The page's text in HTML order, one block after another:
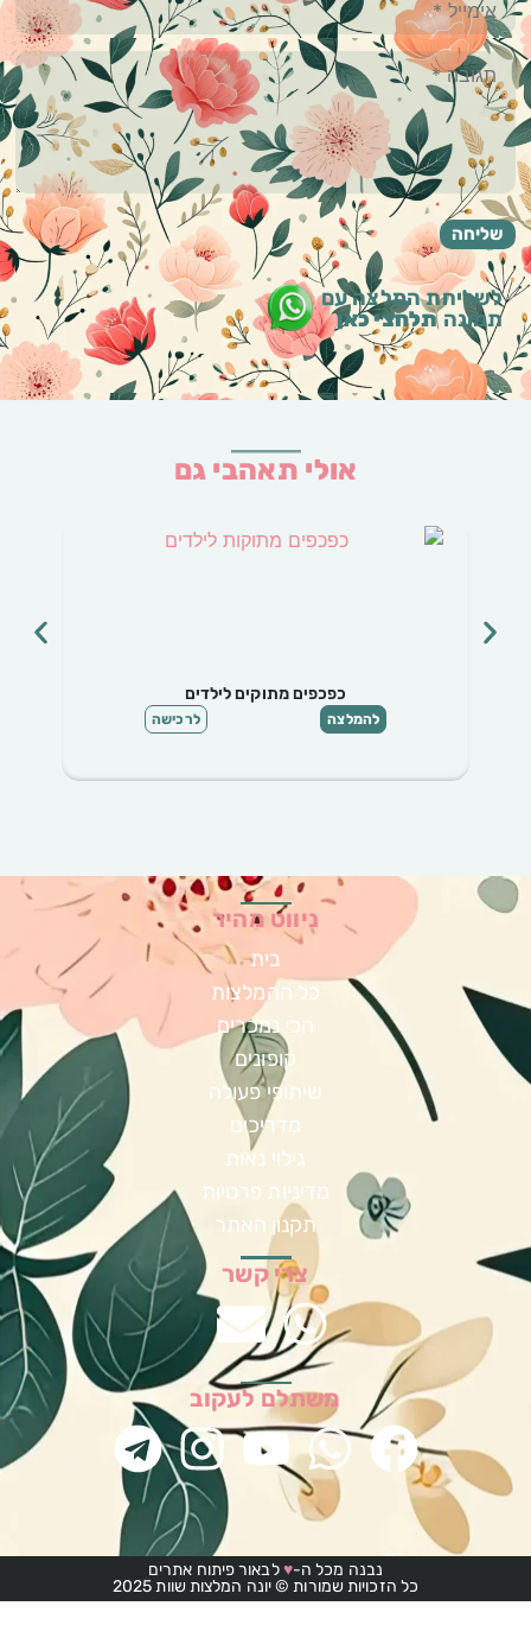
לשליחת המלצה עם
תמונהתלחצי כאן
אולי תאהבי גם
כפכפים מתוקים לילדים
להמלצה לרכישה
ניווט מהיר
בית
כל ההמלצות
הכי נמכרים
קופונים
שיתופי פעולה
מדריכים
גילוי נאות
מדיניות פרטיות
תקנון האתר
צרי קשר
משתלם לעקוב
נבנה מכל ה-♥לבאור פיתוח אתרים
כל הזכויות שמורות © יונה המלצות שוות 2025